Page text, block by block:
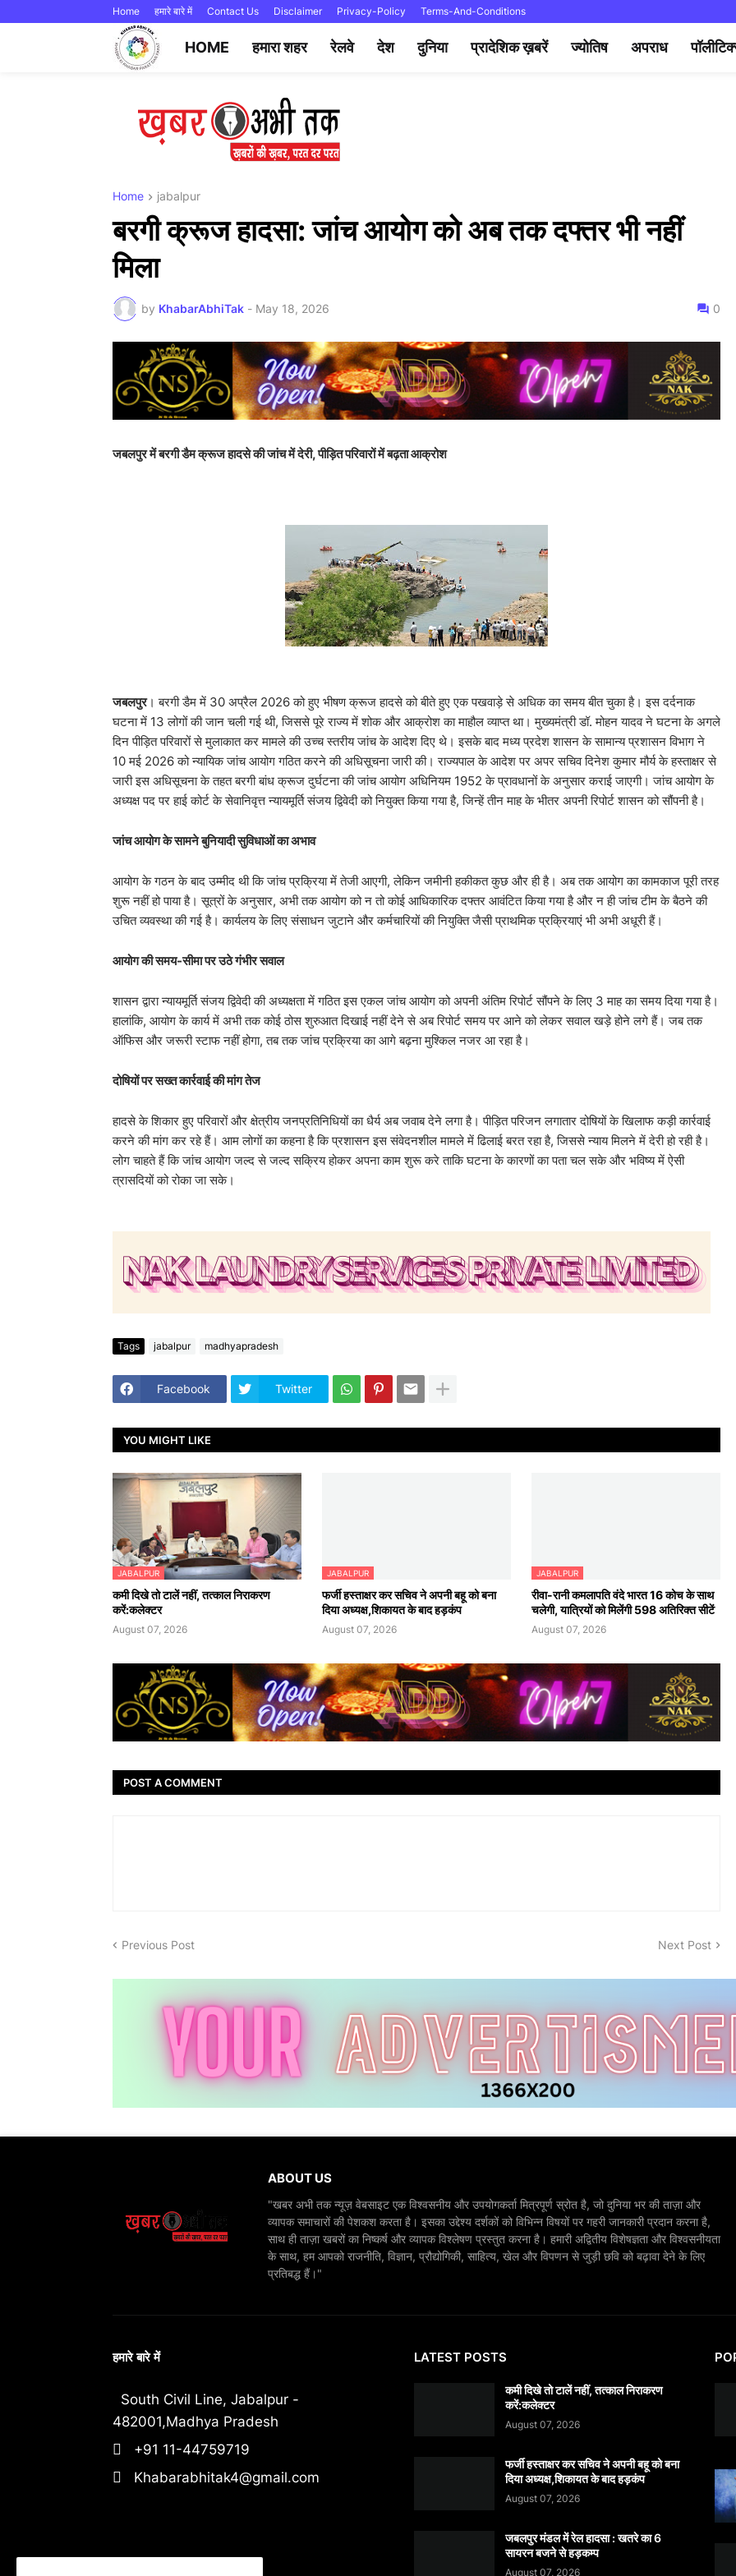
Home हमारे बारे में Contact Us Disclaimer Privacy-Policy Terms-And-Conditions
HOME हमारा शहर रेलवे देश दुनिया प्रादेशिक ख़बरें ज्योतिष अपराध
Home jabalpur
बरगी क्रूज हादसा: जांच आयोग को अब तक दफ्तर भी नहीं
मिला
by KhabarAbhiTak - May 18, 2026 0
जबलपुर में बरगी डैम क्रूज हादसे की जांच में देरी, पीड़ित परिवारों में बढ़ता आक्रोश
जबलपुर। बरगी डैम में 30 अप्रैल 2026 को हुए भीषण क्रूज हादसे को बीते हुए एक पखवाड़े से अधिक का समय बीत चुका है। इस दर्दनाक
घटना में 13 लोगों की जान चली गई थी, जिससे पूरे राज्य में शोक और आक्रोश का माहौल व्याप्त था। मुख्यमंत्री डॉ. मोहन यादव ने घटना के अगले
दिन पीड़ित परिवारों से मुलाकात कर मामले की उच्च स्तरीय जांच के आदेश दिए थे। इसके बाद मध्य प्रदेश शासन के सामान्य प्रशासन विभाग ने
10 मई 2026 को न्यायिक जांच आयोग गठित करने की अधिसूचना जारी की। राज्यपाल के आदेश पर अपर सचिव दिनेश कुमार मौर्य के हस्ताक्षर से
जारी इस अधिसूचना के तहत बरगी बांध क्रूज दुर्घटना की जांच आयोग अधिनियम 1952 के प्रावधानों के अनुसार कराई जाएगी। जांच आयोग के
अध्यक्ष पद पर हाई कोर्ट के सेवानिवृत्त न्यायमूर्ति संजय द्विवेदी को नियुक्त किया गया है, जिन्हें तीन माह के भीतर अपनी रिपोर्ट शासन को सौंपनी है।
जांच आयोग के सामने बुनियादी सुविधाओं का अभाव
​आयोग के गठन के बाद उम्मीद थी कि जांच प्रक्रिया में तेजी आएगी, लेकिन जमीनी हकीकत कुछ और ही है। अब तक आयोग का कामकाज पूरी तरह
शुरू नहीं हो पाया है। सूत्रों के अनुसार, अभी तक आयोग को न तो कोई आधिकारिक दफ्तर आवंटित किया गया है और न ही जांच टीम के बैठने की
उचित व्यवस्था की गई है। कार्यलय के लिए संसाधन जुटाने और कर्मचारियों की नियुक्ति जैसी प्राथमिक प्रक्रियाएं भी अभी अधूरी हैं।
आयोग की समय-सीमा पर उठे गंभीर सवाल
​शासन द्वारा न्यायमूर्ति संजय द्विवेदी की अध्यक्षता में गठित इस एकल जांच आयोग को अपनी अंतिम रिपोर्ट सौंपने के लिए 3 माह का समय दिया गया है।
हालांकि, आयोग के कार्य में अभी तक कोई ठोस शुरुआत दिखाई नहीं देने से अब रिपोर्ट समय पर आने को लेकर सवाल खड़े होने लगे हैं। जब तक
ऑफिस और जरूरी स्टाफ नहीं होगा, तब तक जांच प्रक्रिया का आगे बढ़ना मुश्किल नजर आ रहा है।
दोषियों पर सख्त कार्रवाई की मांग तेज
​हादसे के शिकार हुए परिवारों और क्षेत्रीय जनप्रतिनिधियों का धैर्य अब जवाब देने लगा है। पीड़ित परिजन लगातार दोषियों के खिलाफ कड़ी कार्रवाई
करने की मांग कर रहे हैं। आम लोगों का कहना है कि प्रशासन इस संवेदनशील मामले में ढिलाई बरत रहा है, जिससे न्याय मिलने में देरी हो रही है।
लोग चाहते हैं कि जांच आयोग जल्द से जल्द सक्रिय होकर अपना काम शुरू करे ताकि घटना के कारणों का पता चल सके और भविष्य में ऐसी
त्रासदियों को रोका जा सके।
Tags jabalpur madhyapradesh
Facebook Twitter
YOU MIGHT LIKE
JABALPUR
कमी दिखे तो टालें नहीं, तत्काल निराकरण
करें:कलेक्टर
August 07, 2026
JABALPUR
फर्जी हस्ताक्षर कर सचिव ने अपनी बहू को बना
दिया अध्यक्ष,शिकायत के बाद हड़कंप
August 07, 2026
JABALPUR
रीवा-रानी कमलापति वंदे भारत 16 कोच के साथ
चलेगी, यात्रियों को मिलेंगी 598 अतिरिक्त सीटें
August 07, 2026
POST A COMMENT
Previous Post Next Post
ABOUT US
"खबर अभी तक न्यूज़ वेबसाइट एक विश्वसनीय और उपयोगकर्ता मित्रपूर्ण स्रोत है, जो दुनिया भर की ताज़ा और
व्यापक समाचारों की पेशकश करता है। इसका उद्देश्य दर्शकों को विभिन्न विषयों पर गहरी जानकारी प्रदान करना है,
साथ ही ताज़ा खबरों का निष्कर्ष और व्यापक विश्लेषण प्रस्तुत करना है। हमारी अद्वितीय विशेषज्ञता और विश्वसनीयता
के साथ, हम आपको राजनीति, विज्ञान, प्रौद्योगिकी, साहित्य, खेल और विपणन से जुड़ी छवि को बढ़ावा देने के लिए
प्रतिबद्ध हैं।"
हमारे बारे में
South Civil Line, Jabalpur -
482001,Madhya Pradesh
+91 11-44759719
Khabarabhitak4@gmail.com
LATEST POSTS
कमी दिखे तो टालें नहीं, तत्काल निराकरण
करें:कलेक्टर
August 07, 2026
फर्जी हस्ताक्षर कर सचिव ने अपनी बहू को बना
दिया अध्यक्ष,शिकायत के बाद हड़कंप
August 07, 2026
जबलपुर मंडल में रेल हादसा : खतरे का 6
सायरन बजने से हड़कम्प
August 07, 2026